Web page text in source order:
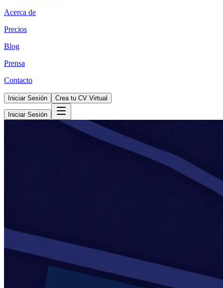
Acerca de
Precios
Blog
Prensa
Contacto
Iniciar Sesión Crea tu CV Virtual
Iniciar Sesión